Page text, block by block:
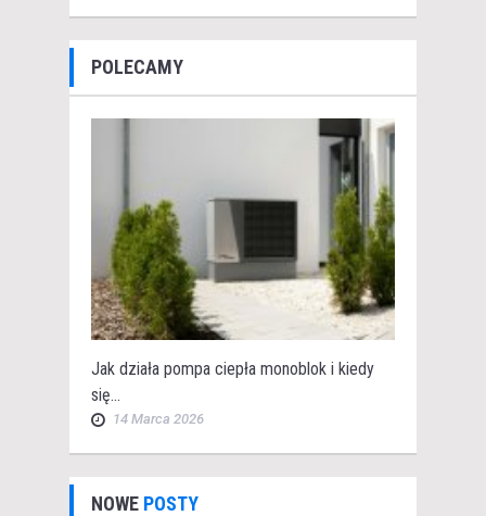
POLECAMY
Jak działa pompa ciepła monoblok i kiedy
się...
14 Marca 2026
NOWE POSTY